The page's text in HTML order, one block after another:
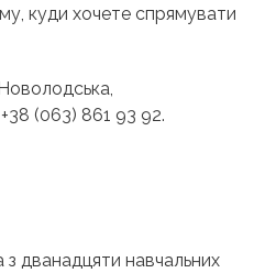
куди хочете спрямувати
(063) 861 93 92.
з дванадцяти навчальних